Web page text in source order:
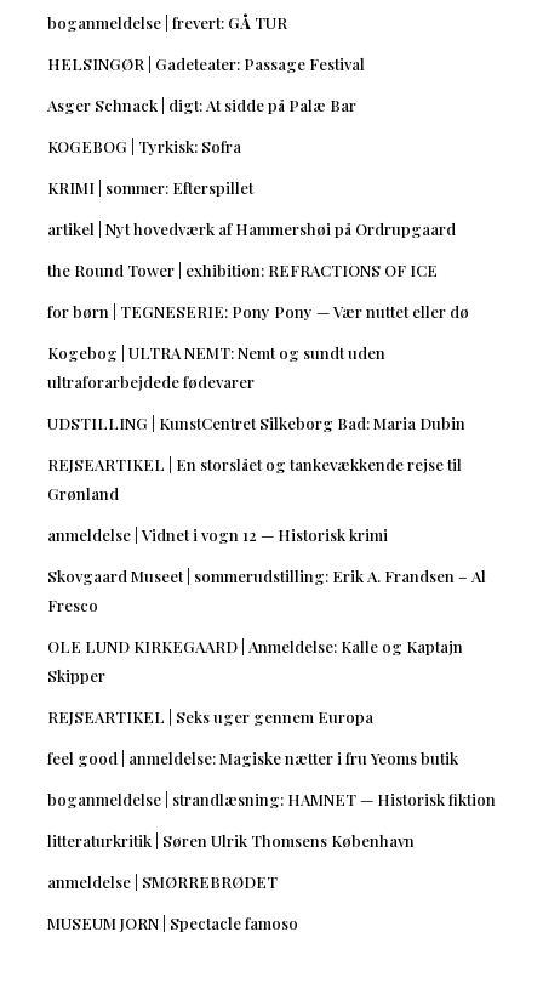
boganmeldelse | frevert: GÅ TUR
HELSINGØR | Gadeteater: Passage Festival
Asger Schnack | digt: At sidde på Palæ Bar
KOGEBOG | Tyrkisk: Sofra
KRIMI | sommer: Efterspillet
artikel | Nyt hovedværk af Hammershøi på Ordrupgaard
the Round Tower | exhibition: REFRACTIONS OF ICE
for børn | TEGNESERIE: Pony Pony — Vær nuttet eller dø
Kogebog | ULTRA NEMT: Nemt og sundt uden
ultraforarbejdede fødevarer
UDSTILLING | KunstCentret Silkeborg Bad: Maria Dubin
REJSEARTIKEL | En storslået og tankevækkende rejse til
Grønland
anmeldelse | Vidnet i vogn 12 — Historisk krimi
Skovgaard Museet | sommerudstilling: Erik A. Frandsen – Al
Fresco
OLE LUND KIRKEGAARD | Anmeldelse: Kalle og Kaptajn
Skipper
REJSEARTIKEL | Seks uger gennem Europa
feel good | anmeldelse: Magiske nætter i fru Yeoms butik
boganmeldelse | strandlæsning: HAMNET — Historisk fiktion
litteraturkritik | Søren Ulrik Thomsens København
anmeldelse | SMØRREBRØDET
MUSEUM JORN | Spectacle famoso